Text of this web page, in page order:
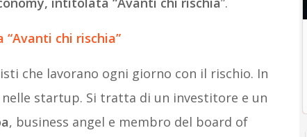
chi rischia”
che lavorano ogni giorno con il rischio. In
startup. Si tratta di un investitore e un
, business angel e membro del board of